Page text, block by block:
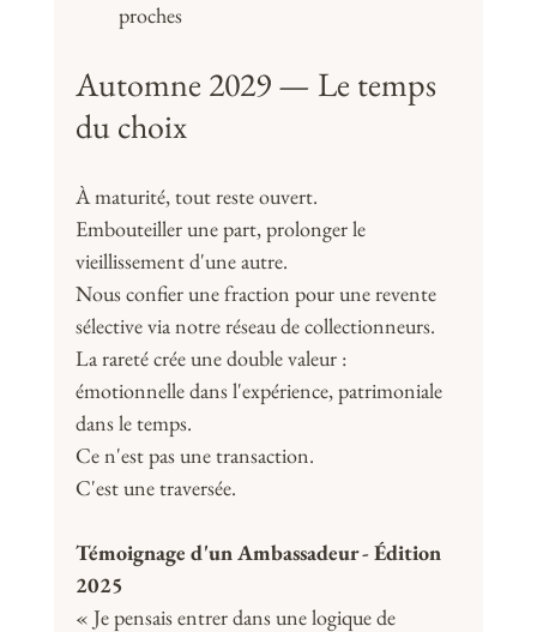
proches
Automne 2029 — Le temps
du choix
À maturité, tout reste ouvert.
Embouteiller une part, prolonger le
vieillissement d'une autre.
Nous confier une fraction pour une revente
sélective via notre réseau de collectionneurs.
La rareté crée une double valeur :
émotionnelle dans l'expérience, patrimoniale
dans le temps.
Ce n'est pas une transaction.
C'est une traversée.
Témoignage d'un Ambassadeur - Édition
2025
« Je pensais entrer dans une logique de